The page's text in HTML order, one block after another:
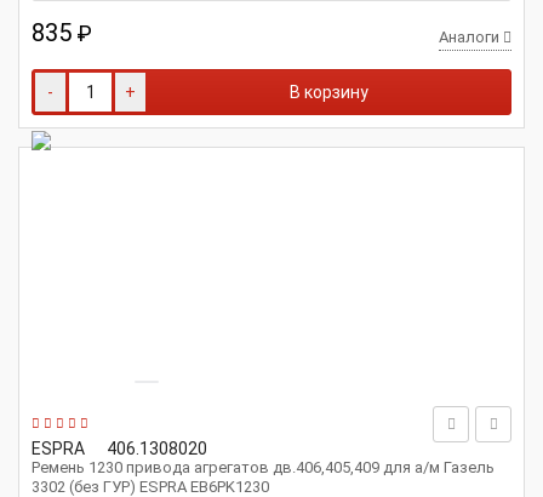
835 ₽ Аналоги
- + В корзину
ESPRA 406.1308020
Ремень 1230 привода агрегатов дв.406,405,409 для а/м Газель
3302 (без ГУР) ESPRA EB6PK1230